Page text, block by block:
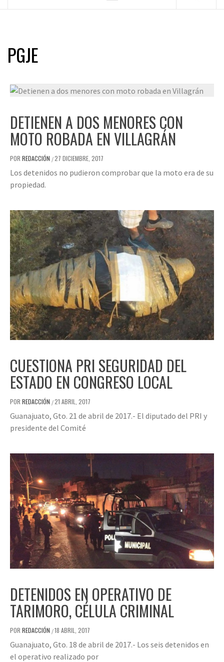
PGJE
DETIENEN A DOS MENORES CON
MOTO ROBADA EN VILLAGRÁN
POR REDACCIÓN /27 DICIEMBRE, 2017
Los detenidos no pudieron comprobar que la moto era de su
propiedad.
CUESTIONA PRI SEGURIDAD DEL
ESTADO EN CONGRESO LOCAL
POR REDACCIÓN /21 ABRIL, 2017
Guanajuato, Gto. 21 de abril de 2017.- El diputado del PRI y
presidente del Comité
DETENIDOS EN OPERATIVO DE
TARIMORO, CÉLULA CRIMINAL
POR REDACCIÓN /18 ABRIL, 2017
Guanajuato, Gto. 18 de abril de 2017.- Los seis detenidos en
el operativo realizado por